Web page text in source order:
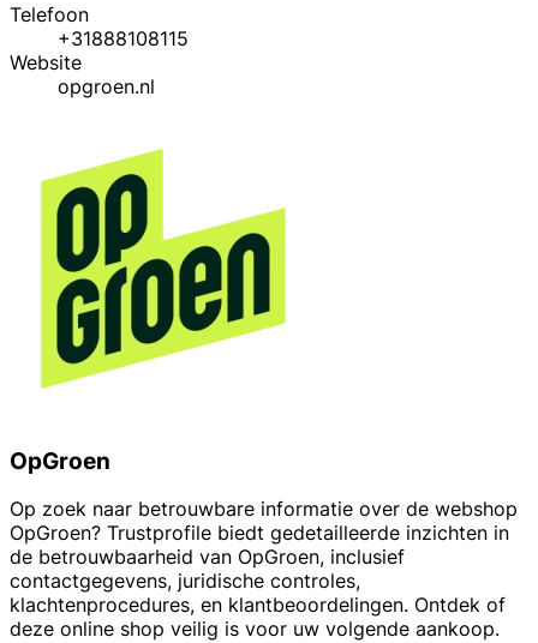
Telefoon
+31888108115
Website
opgroen.nl
OpGroen
Op zoek naar betrouwbare informatie over de webshop
OpGroen? Trustprofile biedt gedetailleerde inzichten in
de betrouwbaarheid van OpGroen, inclusief
contactgegevens, juridische controles,
klachtenprocedures, en klantbeoordelingen. Ontdek of
deze online shop veilig is voor uw volgende aankoop.